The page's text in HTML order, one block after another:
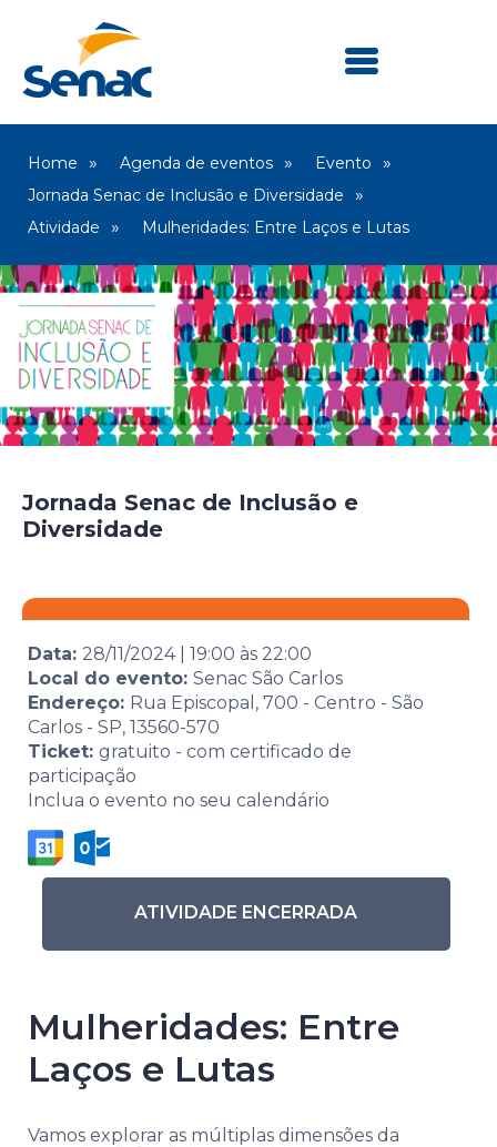
Home Agenda de eventos
Evento
Jornada Senac de Inclusão e Diversidade
Atividade
Mulheridades: Entre Laços e Lutas
Jornada Senac de Inclusão e
Diversidade
Data: 28/11/2024| 19:00 às 22:00
Local do evento: Senac São Carlos
Endereço: Rua Episcopal, 700 - Centro - São
Carlos - SP, 13560-570
Ticket: gratuito - com certificado de
participação
Inclua o evento no seu calendário
ATIVIDADE ENCERRADA
Mulheridades: Entre
Laços e Lutas
Vamos explorar as múltiplas dimensões da